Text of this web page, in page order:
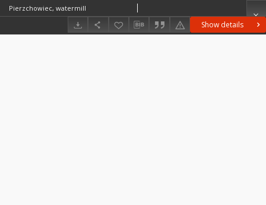
Show details
Pierzchowiec, watermill